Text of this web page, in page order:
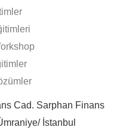
Cad. Sarphan Finans
İstanbul